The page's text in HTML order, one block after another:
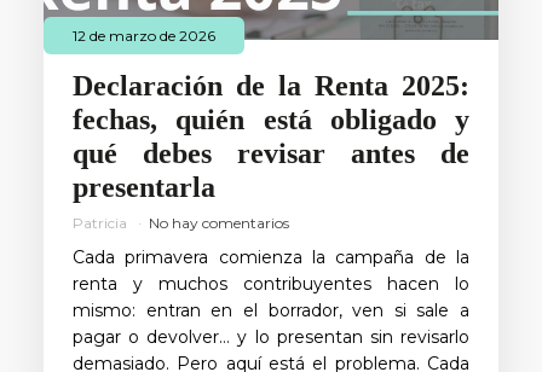
12 de marzo de 2026
Declaración de la Renta 2025:
fechas, quién está obligado y
qué debes revisar antes de
presentarla
Patricia No hay comentarios
Cada primavera comienza la campaña de la
renta y muchos contribuyentes hacen lo
mismo: entran en el borrador, ven si sale a
pagar o devolver… y lo presentan sin revisarlo
demasiado. Pero aquí está el problema. Cada